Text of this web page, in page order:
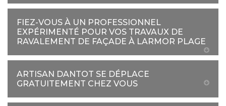
FIEZ-VOUS À UN PROFESSIONNEL
EXPÉRIMENTÉ POUR VOS TRAVAUX DE
RAVALEMENT DE FAÇADE À LARMOR PLAGE
ARTISAN DANTOT SE DÉPLACE
GRATUITEMENT CHEZ VOUS